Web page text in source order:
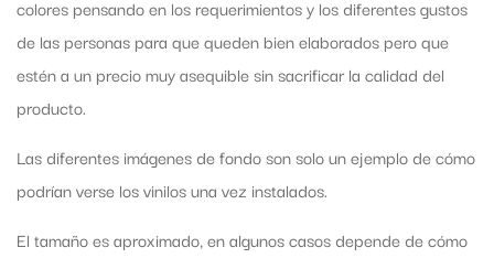
colores pensando en los requerimientos y los diferentes gustos
de las personas para que queden bien elaborados pero que
estén a un precio muy asequible sin sacrificar la calidad del
producto.
Las diferentes imágenes de fondo son solo un ejemplo de cómo
podrían verse los vinilos una vez instalados.
El tamaño es aproximado, en algunos casos depende de cómo